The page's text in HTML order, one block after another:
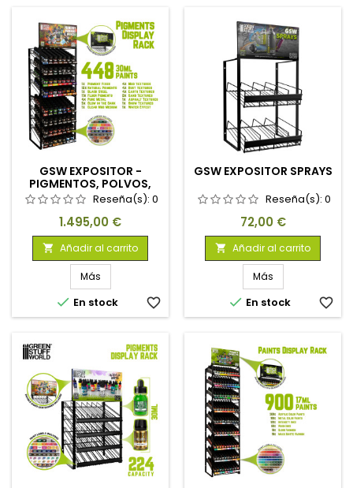
GSW EXPOSITOR -
PIGMENTOS, POLVOS,
TEXTURAS Y EFECTOS
Reseña(s): 0
Precio
1.495,00 €
 Añadir al carrito
Más
 En stock favorite_border
GSW EXPOSITOR SPRAYS
Reseña(s): 0
Precio
72,00 €
 Añadir al carrito
Más
 En stock favorite_border